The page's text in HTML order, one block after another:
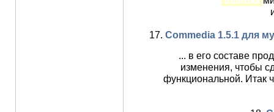
17. Commedia 1.5.1 для
... в его составе
изменения, чтобы
функциональной. Итак